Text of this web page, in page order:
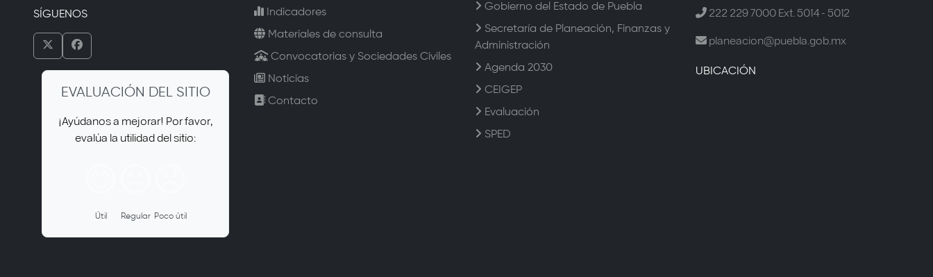
SÍGUENOS
EVALUACIÓN DEL SITIO
¡Ayúdanos a mejorar! Por favor,
evalúa la utilidad del sitio:
Útil Regular Poco útil
Indicadores
Materiales de consulta
Convocatorias y Sociedades Civiles
Noticias
Contacto
Gobierno del Estado de Puebla
Secretaría de Planeación, Finanzas y
Administración
Agenda 2030
CEIGEP
Evaluación
SPED
222 229 7000 Ext. 5014 - 5012
planeacion@puebla.gob.mx
UBICACIÓN